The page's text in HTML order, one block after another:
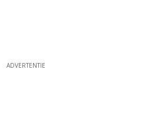
ADVERTENTIE